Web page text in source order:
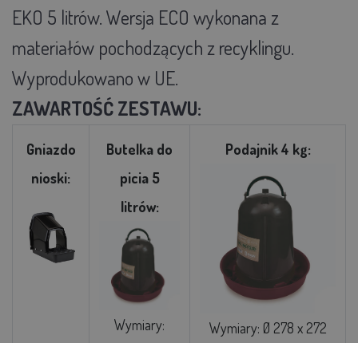
EKO 5 litrów. Wersja ECO wykonana z
materiałów pochodzących z recyklingu.
Wyprodukowano w UE.
ZAWARTOŚĆ ZESTAWU:
Gniazdo
nioski:
Butelka do
picia 5
litrów:
Wymiary:
Podajnik 4 kg:
Wymiary: Ø 278 x 272